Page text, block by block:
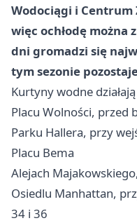
Wodociągi i Centrum
więc ochłodę można
dni gromadzi się
tym sezonie
Kurtyny wodne
Placu Wolności, przed
Parku Hallera, przy
Placu Bema
Alejach
Osiedlu Manhattan,
34 i 36